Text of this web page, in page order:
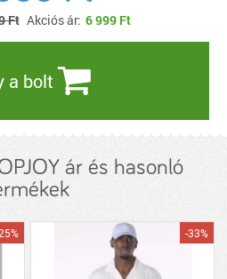
Ft Akciós ár: 6 999 Ft
a bolt
ár és hasonló
-33%